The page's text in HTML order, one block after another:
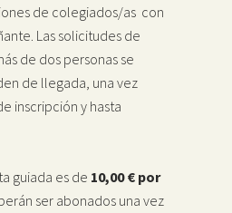
de colegiados/as con
Las solicitudes de
de dos personas se
de llegada, una vez
inscripción y hasta
guiada es de 10,00 € por
ser abonados una vez